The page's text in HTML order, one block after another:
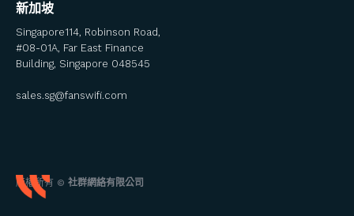
新加坡
Singapore114, Robinson Road,
#08-01A, Far East Finance
Building, Singapore 048545
sales.sg@fanswifi.com
版權所有 © 社群網絡有限公司